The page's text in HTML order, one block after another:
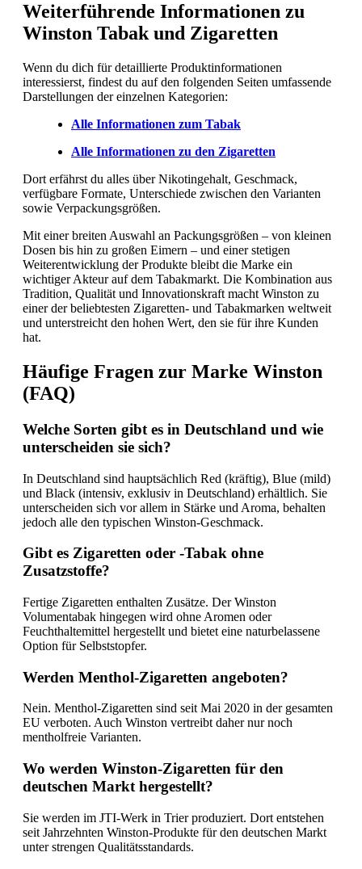
Weiterführende Informationen zu
Winston Tabak und Zigaretten
Wenn du dich für detaillierte Produktinformationen
interessierst, findest du auf den folgenden Seiten umfassende
Darstellungen der einzelnen Kategorien:
Alle Informationen zum Tabak
Alle Informationen zu den Zigaretten
Dort erfährst du alles über Nikotingehalt, Geschmack,
verfügbare Formate, Unterschiede zwischen den Varianten
sowie Verpackungsgrößen.
Mit einer breiten Auswahl an Packungsgrößen – von kleinen
Dosen bis hin zu großen Eimern – und einer stetigen
Weiterentwicklung der Produkte bleibt die Marke ein
wichtiger Akteur auf dem Tabakmarkt. Die Kombination aus
Tradition, Qualität und Innovationskraft macht Winston zu
einer der beliebtesten Zigaretten- und Tabakmarken weltweit
und unterstreicht den hohen Wert, den sie für ihre Kunden
hat.
Häufige Fragen zur Marke Winston
(FAQ)
Welche Sorten gibt es in Deutschland und wie
unterscheiden sie sich?
In Deutschland sind hauptsächlich Red (kräftig), Blue (mild)
und Black (intensiv, exklusiv in Deutschland) erhältlich. Sie
unterscheiden sich vor allem in Stärke und Aroma, behalten
jedoch alle den typischen Winston-Geschmack.
Gibt es Zigaretten oder -Tabak ohne
Zusatzstoffe?
Fertige Zigaretten enthalten Zusätze. Der Winston
Volumentabak hingegen wird ohne Aromen oder
Feuchthaltemittel hergestellt und bietet eine naturbelassene
Option für Selbststopfer.
Werden Menthol-Zigaretten angeboten?
Nein. Menthol-Zigaretten sind seit Mai 2020 in der gesamten
EU verboten. Auch Winston vertreibt daher nur noch
mentholfreie Varianten.
Wo werden Winston-Zigaretten für den
deutschen Markt hergestellt?
Sie werden im JTI-Werk in Trier produziert. Dort entstehen
seit Jahrzehnten Winston-Produkte für den deutschen Markt
unter strengen Qualitätsstandards.